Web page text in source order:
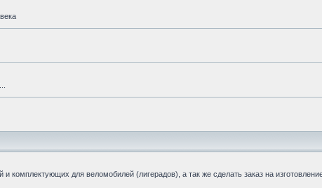
комплектующих для веломобилей (лигерадов), а так же сделать заказ на